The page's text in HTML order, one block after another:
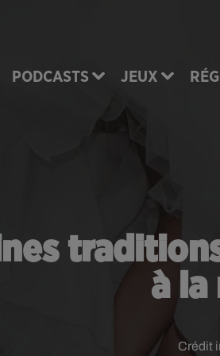
PODCASTS JEUX
à la
Crédit